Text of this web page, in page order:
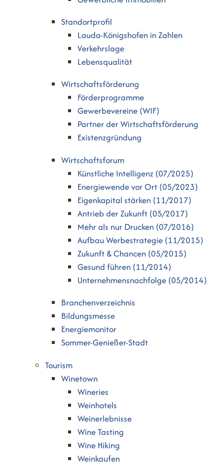
Standortprofil
Lauda-Königshofen in Zahlen
Verkehrslage
Lebensqualität
Wirtschaftsförderung
Förderprogramme
Gewerbevereine (WIF)
Partner der Wirtschaftsförderung
Existenzgründung
Wirtschaftsforum
Künstliche Intelligenz (07/2025)
Energiewende vor Ort (05/2023)
Eigenkapital stärken (11/2017)
Antrieb der Zukunft (05/2017)
Mehr als nur Drucken (07/2016)
Aufbau Werbestrategie (11/2015)
Zukunft & Chancen (05/2015)
Gesund führen (11/2014)
Unternehmensnachfolge (05/2014)
Branchenverzeichnis
Bildungsmesse
Energiemonitor
Sommer-Genießer-Stadt
Tourism
Winetown
Wineries
Weinhotels
Weinerlebnisse
Wine Tasting
Wine Hiking
Weinkaufen